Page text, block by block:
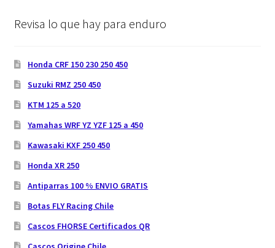
Revisa lo que hay para enduro
Honda CRF 150 230 250 450
Suzuki RMZ 250 450
KTM 125 a 520
Yamahas WRF YZ YZF 125 a 450
Kawasaki KXF 250 450
Honda XR 250
Antiparras 100 % ENVIO GRATIS
Botas FLY Racing Chile
Cascos FHORSE Certificados QR